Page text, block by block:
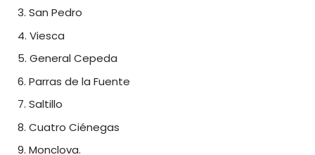
San Pedro
Viesca
General Cepeda
Parras de la Fuente
Saltillo
Cuatro Ciénegas
Monclova.